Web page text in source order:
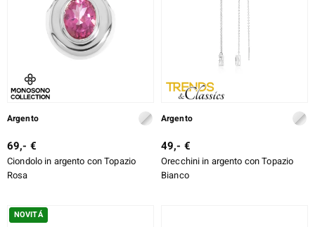
Argento
69,- €
Ciondolo in argento con Topazio
Rosa
Argento
49,- €
Orecchini in argento con Topazio
Bianco
NOVITÁ